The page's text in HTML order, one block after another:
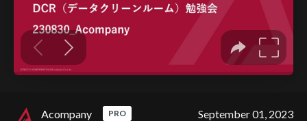
Acompany PRO September 01, 2023